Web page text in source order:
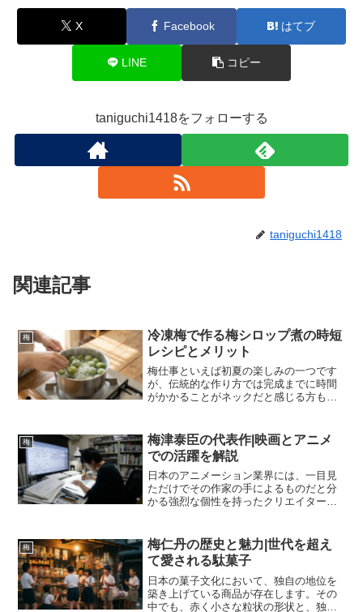
X Facebook はてブ
LINE コピー
taniguchi1418をフォローする
taniguchi1418
関連記事
梅
冷凍梅で作る梅シロップ煮の時短
レシピとメリット
梅仕事といえば初夏の楽しみの一つです
が、伝統的な作り方では完成までに時間
がかかることがネックだと感じる方も多
冷暗所で数週間から一ヶ月ほど待つ。じ
っくりとエキスが抽出され...
梅
梅津泰臣の代表作|映画とアニメ
での活躍を解説
日本のアニメーション業界には、一目見
ただけでその作家の手によるものだと分
かる強烈な個性を持ったクリエイターが
ターデザイナーとしても活躍する梅津泰
臣です。彼の描くキャラクタ...
梅
梅仁丹の歴史と魅力|世代を超え
て愛される駄菓子
日本の菓子文化において、独自の地位を
築き上げている商品が存在します。その
中でも、赤く小さな粒状の形状と、独特